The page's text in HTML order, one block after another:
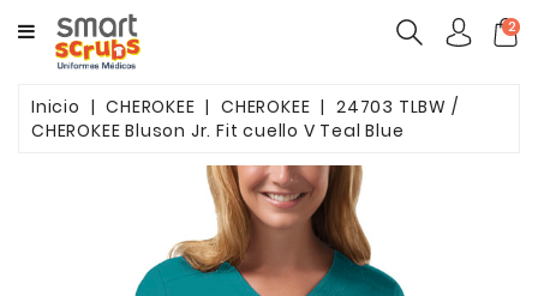
CATEGORY
HOMBRES
COMPLEMENTOS
2
Inicio CHEROKEE CHEROKEE
24703 TLBW /
CHEROKEE Bluson Jr. Fit cuello V Teal Blue